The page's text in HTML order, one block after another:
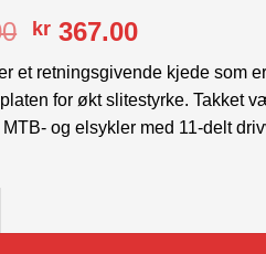
Opprinnelig
var:
kr 459.00.
kr 367.00Nåværende
er:
kr 367.00.
et retningsgivende kjede som
for økt slitestyrke. Takket
MTB- og elsykler med 11-delt
XT Kjede HG701 11-delt -